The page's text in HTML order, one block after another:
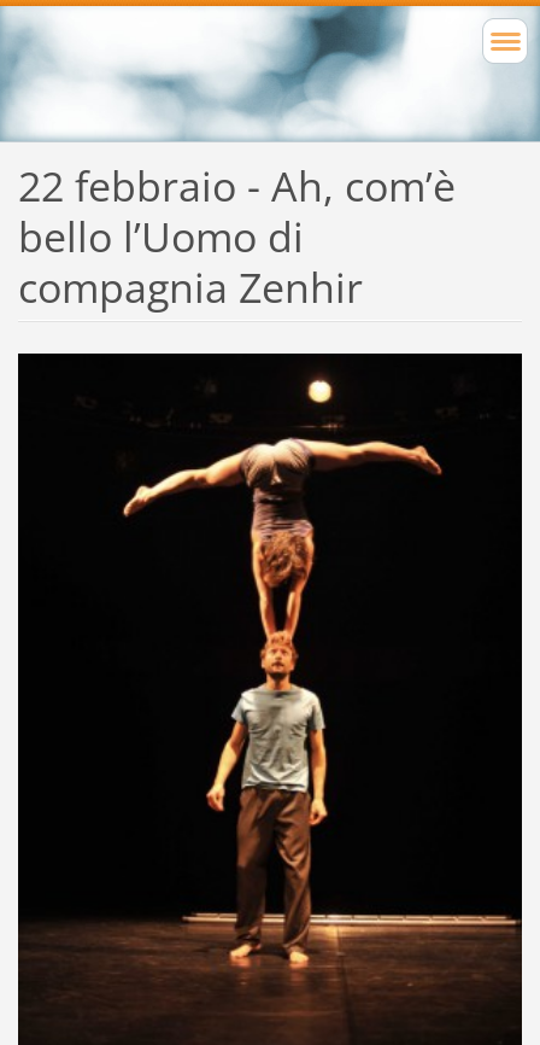
22 febbraio - Ah, com’è
bello l’Uomo di
compagnia Zenhir